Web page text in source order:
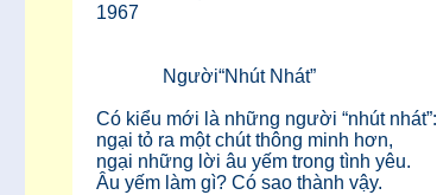
1967
Người“Nhút Nhát”
Có kiểu mới là những người “nhút nhát”:
ngại tỏ ra một chút thông minh hơn,
ngại những lời âu yếm trong tình yêu.
Âu yếm làm gì? Có sao thành vậy.